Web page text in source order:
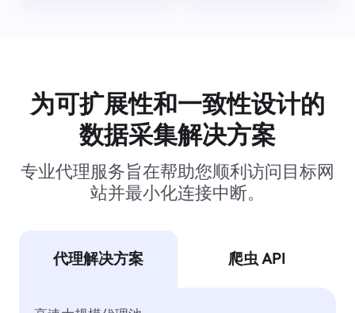
为可扩展性和一致性设计的
数据采集解决方案
专业代理服务旨在帮助您顺利访问目标网
站并最小化连接中断。
代理解决方案 爬虫 API